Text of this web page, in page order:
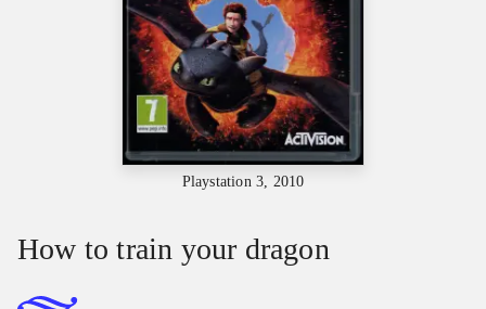
Playstation 3, 2010
How to train your dragon